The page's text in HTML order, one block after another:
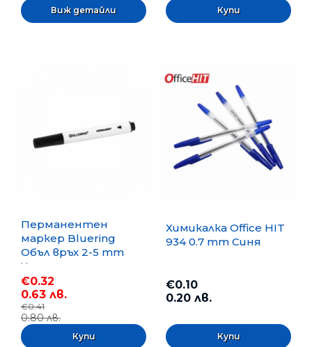
Виж детайли
Перманентен
маркер Bluering
Объл връх 2-5 mm
Черен
€0.32
0.63 лв.
€0.41
0.80 лв.
Химикалка Office HIT
934 0.7 mm Синя
€0.10
0.20 лв.